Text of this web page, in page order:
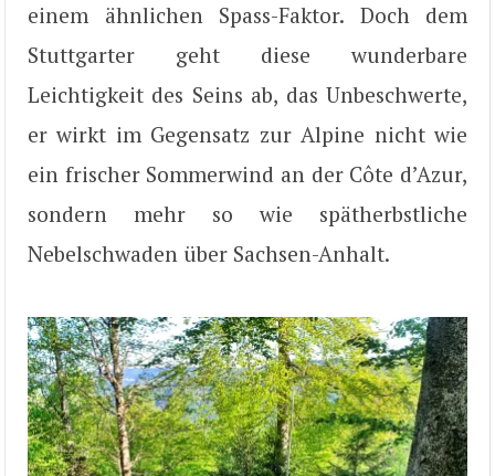
einem ähnlichen Spass-Faktor. Doch dem
Stuttgarter geht diese wunderbare
Leichtigkeit des Seins ab, das Unbeschwerte,
er wirkt im Gegensatz zur Alpine nicht wie
ein frischer Sommerwind an der Côte d’Azur,
sondern mehr so wie spätherbstliche
Nebelschwaden über Sachsen-Anhalt.